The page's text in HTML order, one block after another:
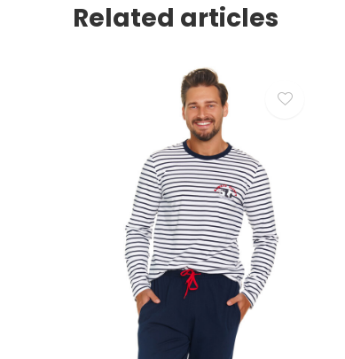
Related articles